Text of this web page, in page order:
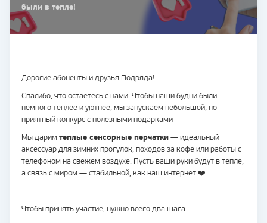
были в тепле!
Дорогие абоненты и друзья Подряда!
Спасибо, что остаетесь с нами. Чтобы наши будни были
немного теплее и уютнее, мы запускаем небольшой, но
приятный конкурс с полезными подарками
Мы дарим теплые сенсорные перчатки— идеальный
аксессуар для зимних прогулок, походов за кофе или работы с
телефоном на свежем воздухе. Пусть ваши руки будут в тепле,
а связь с миром — стабильной, как наш интернет ❤️
Чтобы принять участие, нужно всего два шага: